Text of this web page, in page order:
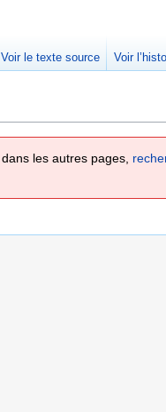
dans les autres pages,
Voir le texte source Voir